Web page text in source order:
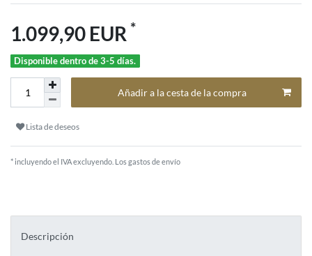
1.099,90 EUR *
Disponible dentro de 3-5 días.
Añadir a la cesta de la compra
Lista de deseos
* incluyendo el IVA excluyendo. Los gastos de envío
Descripción